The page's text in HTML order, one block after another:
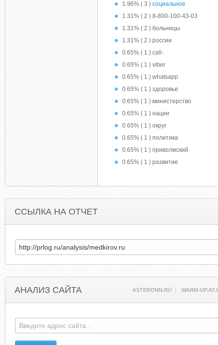
1.96% ( 3 ) социальное
1.31% ( 2 ) 8-800-100-43-03
1.31% ( 2 ) больницы
1.31% ( 2 ) россии
0.65% ( 1 ) call-
0.65% ( 1 ) viber
0.65% ( 1 ) whatsapp
0.65% ( 1 ) здоровье
0.65% ( 1 ) министерство
0.65% ( 1 ) нации
0.65% ( 1 ) округ
0.65% ( 1 ) политика
0.65% ( 1 ) приволжский
0.65% ( 1 ) развитие
ССЫЛКА НА ОТЧЕТ
АНАЛИЗ САЙТА ASTERONN.RU WARM-